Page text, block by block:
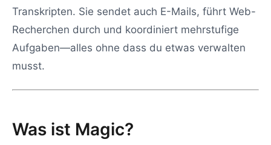
Transkripten. Sie sendet auch E-Mails, führt Web-
Recherchen durch und koordiniert mehrstufige
Aufgaben—alles ohne dass du etwas verwalten
musst.
Was ist Magic?